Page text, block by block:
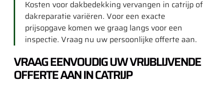
Kosten voor dakbedekking vervangen in catrijp of
dakreparatie variëren. Voor een exacte
prijsopgave komen we graag langs voor een
inspectie. Vraag nu uw persoonlijke offerte aan.
VRAAG EENVOUDIG UW VRIJBLIJVENDE
OFFERTE AAN IN CATRIJP